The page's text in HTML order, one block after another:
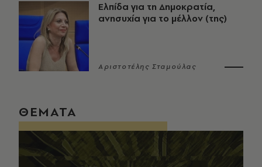
Ελπίδα για τη Δημοκρατία,
ανησυχία για το μέλλον (της)
Αριστοτέλης Σταμούλας
ΘΕΜΑΤΑ